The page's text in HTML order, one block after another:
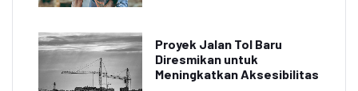
Proyek Jalan Tol Baru
Diresmikan untuk
Meningkatkan Aksesibilitas